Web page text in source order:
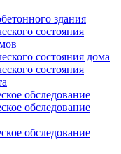
здания
состояния
состояния дома
состояния
обследование
обследование
обследование